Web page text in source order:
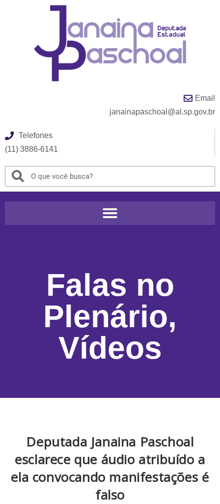
Email
janainapaschoal@al.sp.gov.br
Telefones
(11) 3886-6141
Falas no
Plenário,
Vídeos
Deputada Janaina Paschoal
esclarece que áudio atribuído a
ela convocando manifestações é
falso